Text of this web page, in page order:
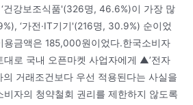
건강보조식품'(326명, 46.6%)이 가장 많
‘가전·IT기기'(216명, 30.9%) 순이었
용금액은 185,000원이었다.한국소비자
대로 국내 오픈마켓 사업자에게 ▲’전자
의 거래조건보다 우선 적용된다는 사실을
자의 청약철회 권리를 제한하지 않도록